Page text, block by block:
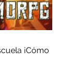
¡Cómo